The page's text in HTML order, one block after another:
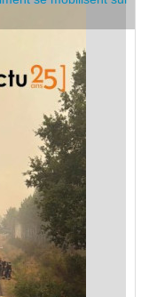
se mobilisent sur